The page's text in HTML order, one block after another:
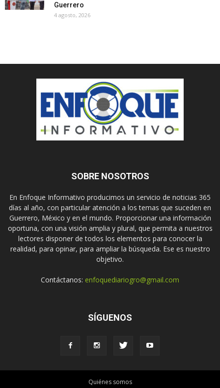
Guerrero
4 agosto, 2026
SOBRE NOSOTROS
En Enfoque Informativo producimos un servicio de noticias 365
días al año, con particular atención a los temas que suceden en
Guerrero, México y en el mundo. Proporcionar una información
oportuna, con una visión amplia y plural, que permita a nuestros
lectores disponer de todos los elementos para conocer la
realidad, para opinar, para ampliar la búsqueda. Ese es nuestro
objetivo.
Contáctanos: enfoquediariogro@gmail.com
SÍGUENOS
Quiénes somos